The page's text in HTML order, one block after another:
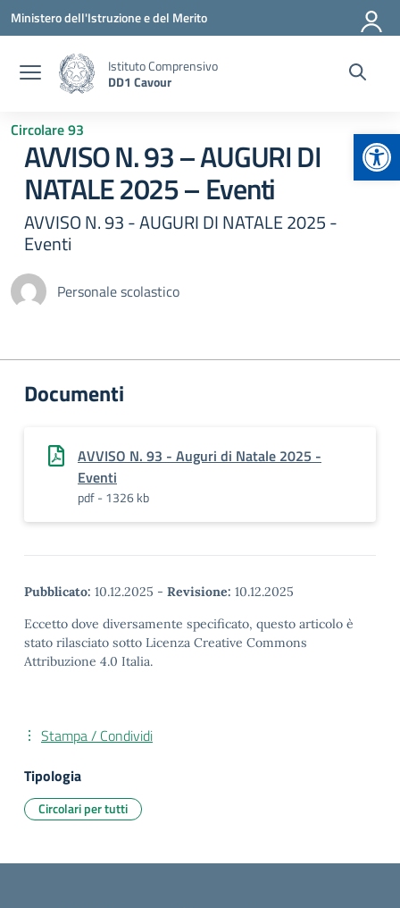
Vai ai contenuti
Vai al menu di navigazione
Vai al footer
Ministero dell'Istruzione e del Merito
Istituto Comprensivo
DD1 Cavour
Circolare 93
AVVISO N. 93 – AUGURI DI
NATALE 2025 – Eventi
AVVISO N. 93 - AUGURI DI NATALE 2025 -
Eventi
Personale scolastico
Documenti
AVVISO N. 93 - Auguri di Natale 2025 -
Eventi
pdf - 1326 kb
Pubblicato: 10.12.2025 - Revisione: 10.12.2025
Eccetto dove diversamente specificato, questo articolo è
stato rilasciato sotto Licenza Creative Commons
Attribuzione 4.0 Italia.
Stampa / Condividi
Tipologia
Circolari per tutti